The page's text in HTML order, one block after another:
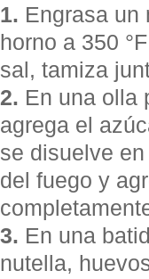
1. Engrasa un
horno a 350
sal, tamiza
2. En una olla
agrega el
se disuelve
del fuego y
3. En una
nutella,